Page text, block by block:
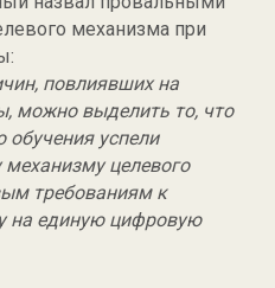
механизма при
повлиявших на
можно выделить то, что
обучения успели
целевого
требованиям к
на единую цифровую